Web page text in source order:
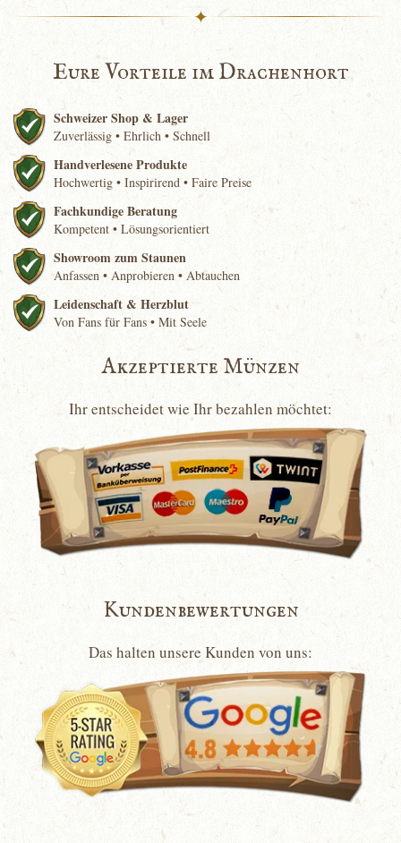
✦
Eure Vorteile im Drachenhort
Schweizer Shop & Lager
Zuverlässig • Ehrlich • Schnell
Handverlesene Produkte
Hochwertig • Inspirirend • Faire Preise
Fachkundige Beratung
Kompetent • Lösungsorientiert
Showroom zum Staunen
Anfassen • Anprobieren • Abtauchen
Leidenschaft & Herzblut
Von Fans für Fans • Mit Seele
Akzeptierte Münzen
Ihr entscheidet wie Ihr bezahlen möchtet:
Kundenbewertungen
Das halten unsere Kunden von uns: